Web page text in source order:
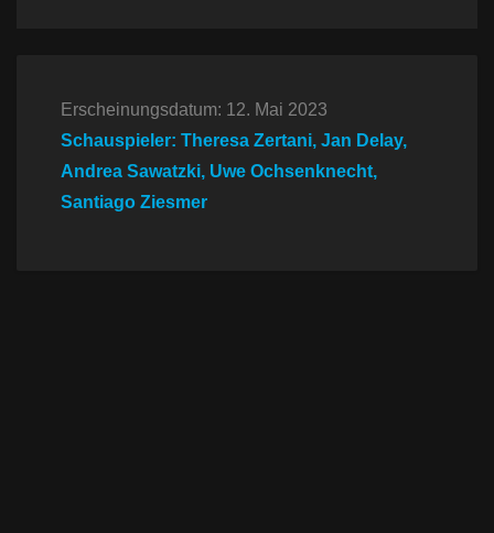
Erscheinungsdatum: 12. Mai 2023
Schauspieler: Theresa Zertani, Jan Delay,
Andrea Sawatzki, Uwe Ochsenknecht,
Santiago Ziesmer